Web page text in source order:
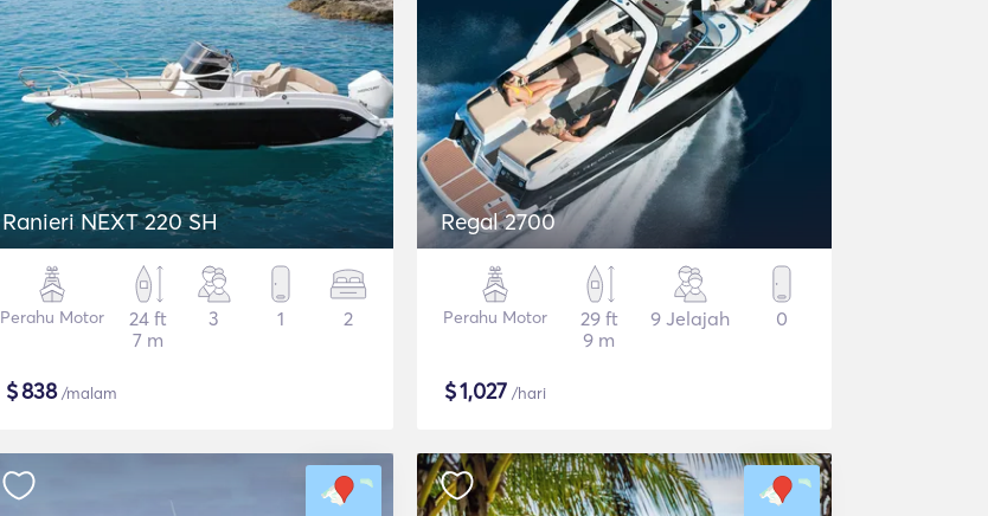
Ranieri NEXT 220 SH
Perahu Motor
24 ft
7 m
3 1 2
$838/malam
Regal 2700
Perahu Motor
29 ft
9 m
9 Jelajah 0
$1,027 /hari